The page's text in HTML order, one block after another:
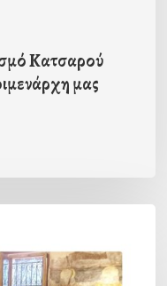
Κατσαρού
μας